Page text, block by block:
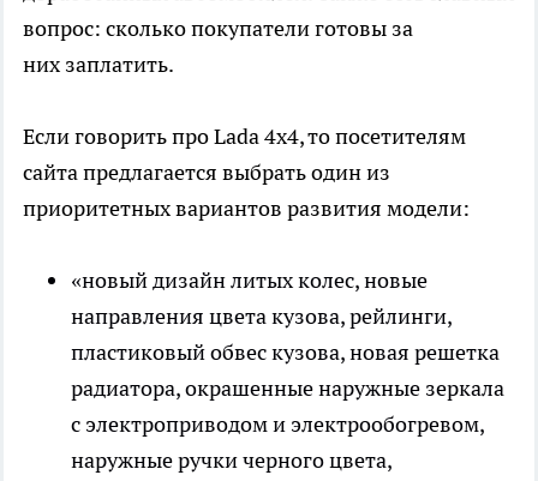
вопрос: сколько покупатели готовы за
них заплатить.
Если говорить про Lada 4х4, то посетителям
сайта предлагается выбрать один из
приоритетных вариантов развития модели:
«новый дизайн литых колес, новые
направления цвета кузова, рейлинги,
пластиковый обвес кузова, новая решетка
радиатора, окрашенные наружные зеркала
с электроприводом и электрообогревом,
наружные ручки черного цвета,